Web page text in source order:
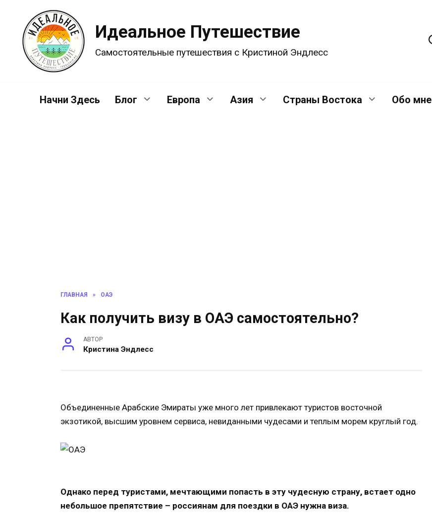
содержанию
Идеальное Путешествие
Самостоятельные путешествия с Кристиной Эндлесс
Начни Здесь Блог Европа Азия Страны Востока Обо мне
ГЛАВНАЯ » ОАЭ
Как получить визу в ОАЭ самостоятельно?
АВТОР
Кристина Эндлесс
Объединенные Арабские Эмираты уже много лет привлекают туристов восточной
экзотикой, высшим уровнем сервиса, невиданными чудесами и теплым морем круглый год.
Однако перед туристами, мечтающими попасть в эту чудесную страну, встает одно
небольшое препятствие – россиянам для поездки в ОАЭ нужна виза.